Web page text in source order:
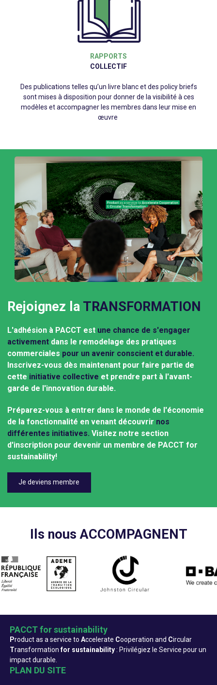
RAPPORTS
COLLECTIF
Des publications telles qu’un livre blanc et des policy briefs
sont mises à disposition pour donner de la visibilité à ces
modèles et accompagner les membres dans leur mise en
œuvre
Rejoignez la TRANSFORMATION
L'adhésion à PACCT est une chance de s'engager
activement dans le remodelage des pratiques
commerciales pour un avenir conscient et durable.
Inscrivez-vous dès maintenant pour faire partie de
cette initiative collective et prendre part à l'avant-
garde de l'innovation durable.
Préparez-vous à entrer dans le monde de l'économie
de la fonctionnalité en venant découvrir nos
différentes initiatives. Visitez notre section
d'inscription pour devenir un membre de PACCT for
sustainability!
Je deviens membre
Ils nous ACCOMPAGNENT
PACCT for sustainability
Product as a service to Accelerate Cooperation and Circular
Transformationfor sustainability: Privilégiez le Service pour un
impact durable.
PLAN DU SITE